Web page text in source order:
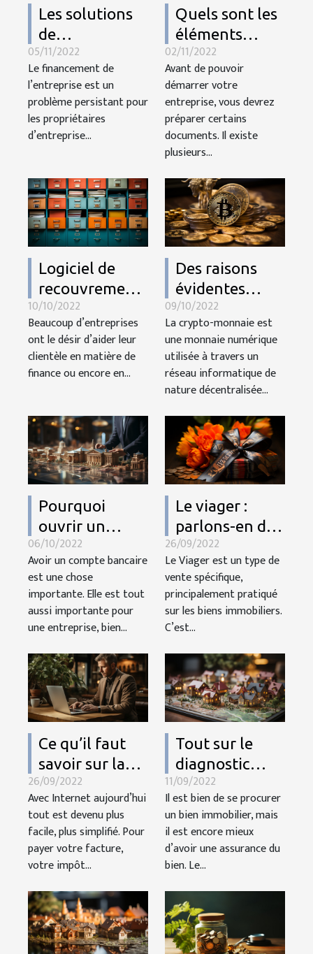
Les solutions
de
financement
pour les pros
et les
entreprises
05/11/2022
Le financement de
l’entreprise est un
problème persistant pour
les propriétaires
d’entreprise...
Quels sont les
éléments
importants
pour une
nouvelle
entreprise ?
02/11/2022
Avant de pouvoir
démarrer votre
entreprise, vous devrez
préparer certains
documents. Il existe
plusieurs...
Logiciel de
recouvrement :
pourquoi fait ?
10/10/2022
Beaucoup d’entreprises
ont le désir d’aider leur
clientèle en matière de
finance ou encore en...
Des raisons
évidentes
d’investir dans
les crypto-
monnaies
09/10/2022
La crypto-monnaie est
une monnaie numérique
utilisée à travers un
réseau informatique de
nature décentralisée...
Pourquoi
ouvrir un
compte
bancaire
professionnel ?
06/10/2022
Avoir un compte bancaire
est une chose
importante. Elle est tout
aussi importante pour
une entreprise, bien...
Le viager :
parlons-en des
avantages
26/09/2022
Le Viager est un type de
vente spécifique,
principalement pratiqué
sur les biens immobiliers.
C’est...
Ce qu’il faut
savoir sur la
création
d’entreprise en
ligne
26/09/2022
Avec Internet aujourd’hui
tout est devenu plus
facile, plus simplifié. Pour
payer votre facture,
votre impôt...
Tout sur le
diagnostic
immobilier
11/09/2022
Il est bien de se procurer
un bien immobilier, mais
il est encore mieux
d’avoir une assurance du
bien. Le...